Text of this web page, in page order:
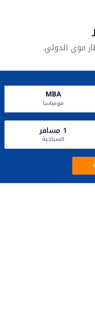
موي الدولي.
MBA
مومباسا
1 مسافر
السياحية